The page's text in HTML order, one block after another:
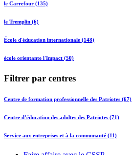
le Carrefour (135)
le Tremplin (6)
École d'éducation internationale (148)
école orientante l'Impact (50)
Filtrer par centres
Centre de formation professionnelle des Patriotes (67)
Centre d’éducation des adultes des Patriotes (71)
Service aux entreprises et à la communauté (11)